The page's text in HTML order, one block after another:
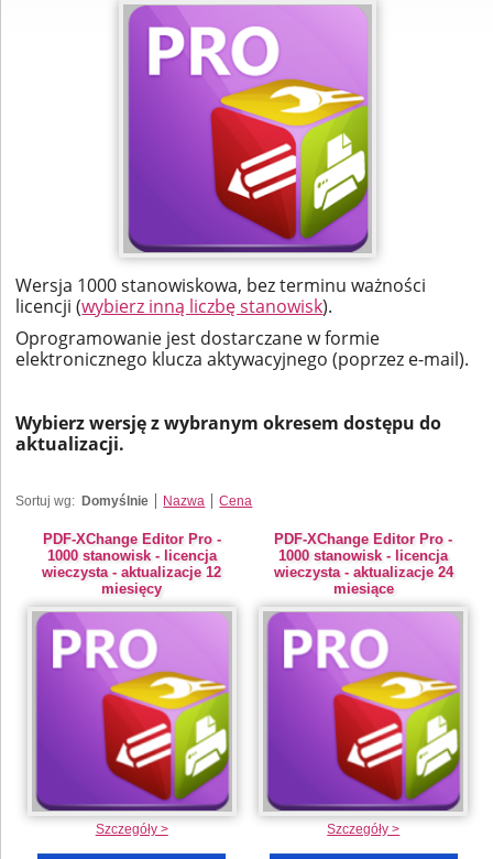
Wersja 1000 stanowiskowa, bez terminu ważności
licencji (wybierz inną liczbę stanowisk).
Oprogramowanie jest dostarczane w formie
elektronicznego klucza aktywacyjnego (poprzez e-mail).
Wybierz wersję z wybranym okresem dostępu do
aktualizacji.
Sortuj wg: Domyślnie Nazwa Cena
PDF-XChange Editor Pro -
1000 stanowisk - licencja
wieczysta - aktualizacje 12
miesięcy
Szczegóły >
PDF-XChange Editor Pro -
1000 stanowisk - licencja
wieczysta - aktualizacje 24
miesiące
Szczegóły >